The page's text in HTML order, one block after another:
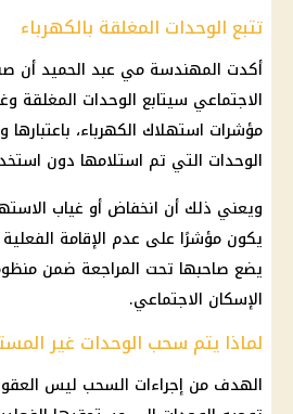
تتبع الوحدات المغلقة بالكهرباء
أكدت المهندسة مي عبد الحميد أن
الاجتماعي سيتابع الوحدات المغلقة
مؤشرات استهلاك الكهرباء،
الوحدات التي تم استلامها دون
ويعني ذلك أن انخفاض أو غياب
يكون مؤشرًا على عدم الإقامة
يضع صاحبها تحت المراجعة ضمن
الإسكان الاجتماعي.
لماذا يتم سحب الوحدات غير
الهدف من إجراءات السحب ليس